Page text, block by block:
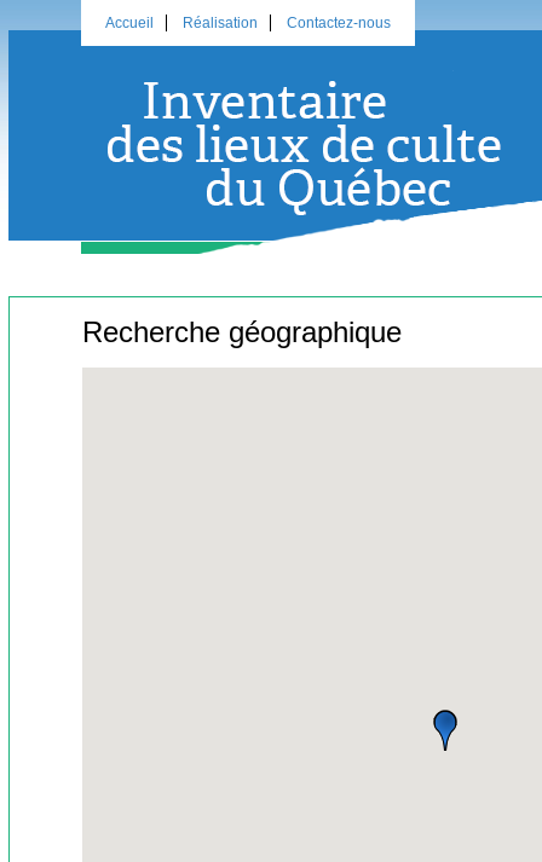
Accueil Réalisation Contactez-nous
Recherche géographique